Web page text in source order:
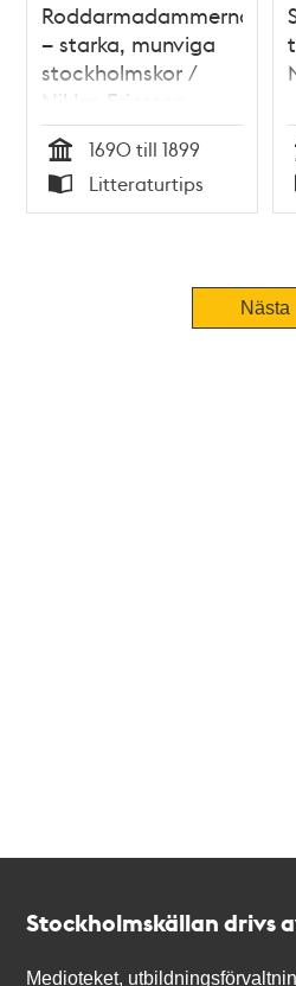
Roddarmadammerna
– starka, munviga
stockholmskor /
Niklas Ericsson
Tid
1690 till 1899
Typ
Litteraturtips
Nästa
Stockholmskällan drivs
Medioteket,